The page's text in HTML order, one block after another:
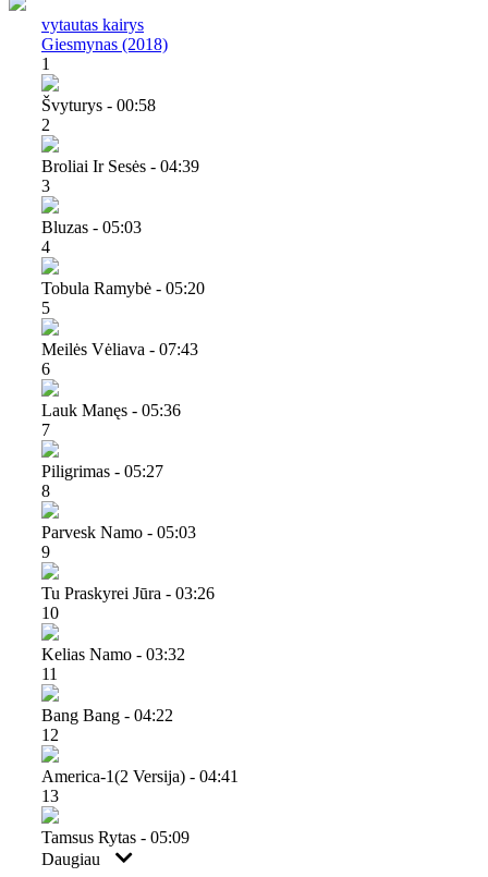
vytautas kairys
Giesmynas (2018)
1
Švyturys - 00:58
2
Broliai Ir Sesės - 04:39
3
Bluzas - 05:03
4
Tobula Ramybė - 05:20
5
Meilės Vėliava - 07:43
6
Lauk Manęs - 05:36
7
Piligrimas - 05:27
8
Parvesk Namo - 05:03
9
Tu Praskyrei Jūra - 03:26
10
Kelias Namo - 03:32
11
Bang Bang - 04:22
12
America-1(2 Versija) - 04:41
13
Tamsus Rytas - 05:09
Daugiau